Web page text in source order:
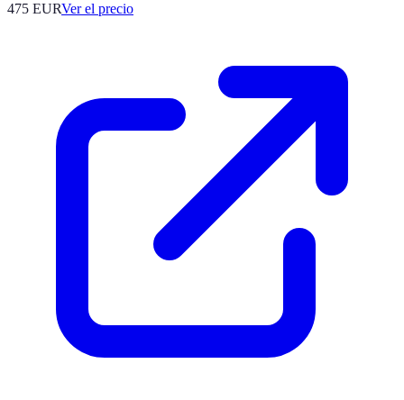
475 EURVer el precio